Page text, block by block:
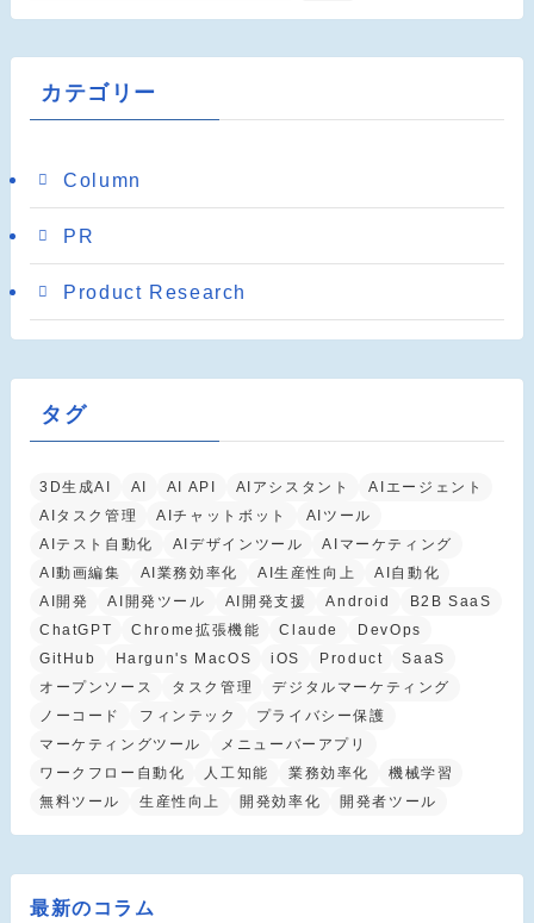
カテゴリー
Column
PR
Product Research
タグ
3D生成AI AI AI API AIアシスタント
AIエージェント
AIタスク管理
AIチャットボット
AIツール
AIテスト自動化
AIデザインツール
AIマーケティング
AI動画編集
AI業務効率化 AI生産性向上
AI自動化
AI開発
AI開発ツール AI開発支援 Android
B2B SaaS
ChatGPT
Chrome拡張機能 Claude
DevOps
GitHub
Hargun's MacOS iOS Product
SaaS
オープンソース
タスク管理
デジタルマーケティング
ノーコード
フィンテック
プライバシー保護
マーケティングツール
メニューバーアプリ
ワークフロー自動化
人工知能 業務効率化
機械学習
無料ツール
生産性向上 開発効率化 開発者ツール
最新のコラム